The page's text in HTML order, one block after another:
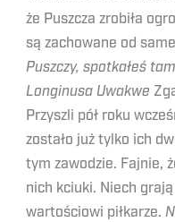
że Puszcza zrobiła
są zachowane od
Puszczy, spotkałeś
Longinusa Uwakwe
Przyszli pół roku
zostało już tylko ich
tym zawodzie. Fajnie,
nich kciuki. Niech
wartościowi piłkarze.